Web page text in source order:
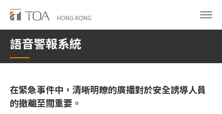
Skip
main
content
HONG KONG
語音警報系統
在緊急事件中，清晰明瞭的廣播對於安全誘導人員
的撤離至關重要。